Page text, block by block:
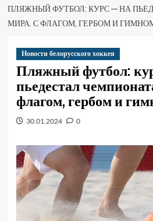
ПЛЯЖНЫЙ ФУТБОЛ: КУРС — НА
МИРА. С ФЛАГОМ, ГЕРБОМ И
Новости белорусского хоккея
Пляжный футбол:
пьедестал
флагом, гербом и
30.01.2024 0